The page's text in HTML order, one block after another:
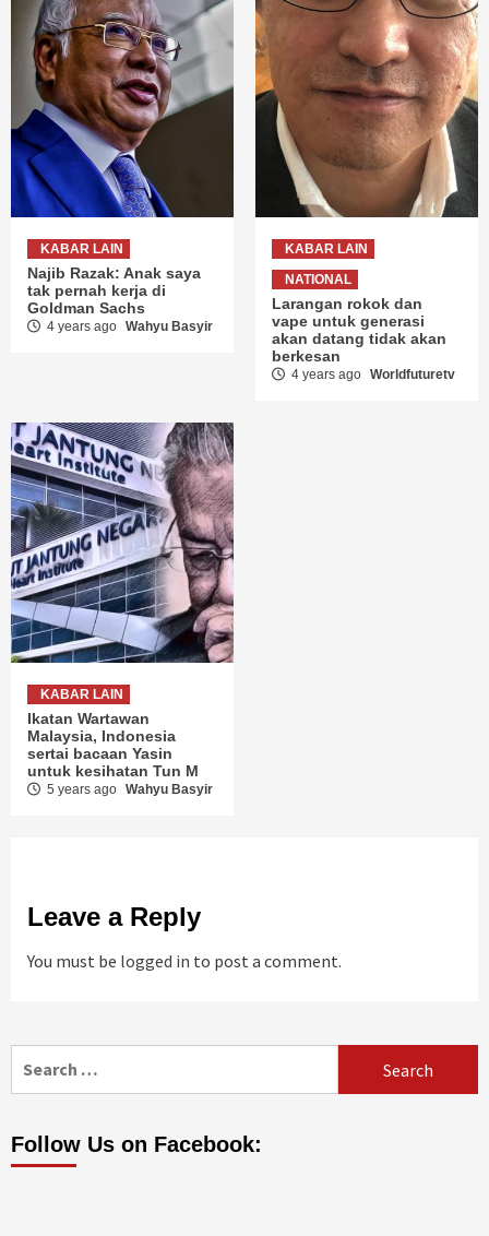
KABAR LAIN
Najib Razak: Anak saya
tak pernah kerja di
Goldman Sachs
4 years ago Wahyu Basyir
KABAR LAIN
NATIONAL
Larangan rokok dan
vape untuk generasi
akan datang tidak akan
berkesan
4 years ago Worldfuturetv
KABAR LAIN
Ikatan Wartawan
Malaysia, Indonesia
sertai bacaan Yasin
untuk kesihatan Tun M
5 years ago Wahyu Basyir
Leave a Reply
You must be logged in to post a comment.
Follow Us on Facebook: